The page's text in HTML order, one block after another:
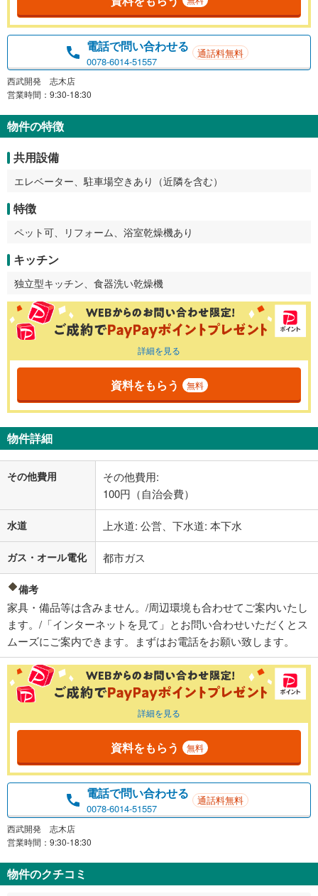
電話で問い合わせる
0078-6014-51557
通話料無料
西武開発 志木店
営業時間：9:30-18:30
物件の特徴
共用設備
エレベーター、駐車場空きあり（近隣を含む）
特徴
ペット可、リフォーム、浴室乾燥機あり
キッチン
独立型キッチン、食器洗い乾燥機
詳細を見る
資料をもらう 無料
物件詳細
その他費用
その他費用:
100円（自治会費）
水道 上水道: 公営、下水道: 本下水
ガス・オール電化 都市ガス
備考
家具・備品等は含みません。/周辺環境も合わせてご案内いたし
ます。/「インターネットを見て」とお問い合わせいただくとス
ムーズにご案内できます。まずはお電話をお願い致します。
詳細を見る
資料をもらう 無料
電話で問い合わせる
0078-6014-51557
通話料無料
西武開発 志木店
営業時間：9:30-18:30
物件のクチコミ